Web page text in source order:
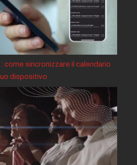
come sincronizzare il calendario
dispositivo